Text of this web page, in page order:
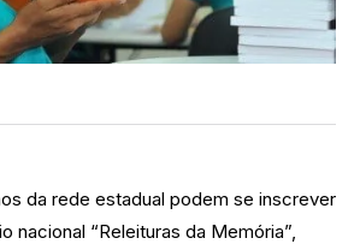
da rede estadual podem se inscrever
nacional “Releituras da Memória”,